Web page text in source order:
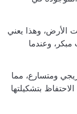
الأرض، وهذا يعني
وعندما
ومتسارع، مما
بتشكيلتها